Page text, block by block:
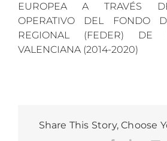
EUROPEA A TRAVÉS
OPERATIVO DEL FONDO
REGIONAL (FEDER) DE
VALENCIANA (2014-2020)
Share This Story, Choose